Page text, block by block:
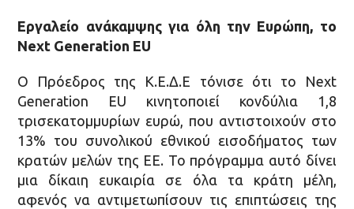
Εργαλείο ανάκαμψης για όλη την Ευρώπη, το
Next Generation EU
Ο Πρόεδρος της Κ.Ε.Δ.Ε τόνισε ότι το Next
Generation EU κινητοποιεί κονδύλια 1,8
τρισεκατομμυρίων ευρώ, που αντιστοιχούν στο
13% του συνολικού εθνικού εισοδήματος των
κρατών μελών της ΕΕ. To πρόγραμμα αυτό δίνει
μια δίκαιη ευκαιρία σε όλα τα κράτη μέλη,
αφενός να αντιμετωπίσουν τις επιπτώσεις της